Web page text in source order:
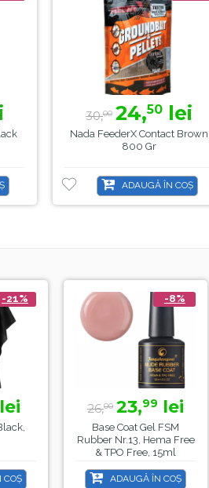
30,00 24,50lei
Nada FeederX Contact Brown
800 Gr
ADAUGĂ ÎN COȘ
-21% -8%
26,00 23,99lei
Base Coat Gel FSM
Rubber Nr.13, Hema Free
& TPO Free, 15ml
ADAUGĂ ÎN COȘ